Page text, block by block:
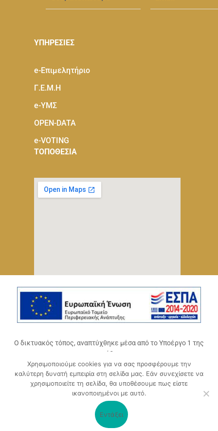
ΥΠΗΡΕΣΙΕΣ
e-Eπιμελητήριο
Γ.Ε.Μ.Η
e-ΥΜΣ
OPEN-DATA
e-VOTING
ΤΟΠΟΘΕΣΙΑ
Ο δικτυακός τόπος, αναπτύχθηκε μέσα από το Υποέργο 1 της
πράξης
«Ψηφιακό Οικοσύστημα Επιχειρηματικότητας του
Επιμελητηρίου Αχαΐας» (ΟΠΣ 5045300),
Επιχειρησιακό Πρόγραμμα «Δυτική Ελλάδα 2014-2020».
Συγχρηματοδοτείται από την Ευρωπαϊκή Ένωση (Ευρωπαϊκό
Ταμείο Περιφερειακής Ανάπτυξης ΕΤΠΑ) και από εθνικούς
πόρους μέσω του ΠΔΕ.
Χρησιμοποιούμε cookies για να σας προσφέρουμε την
καλύτερη δυνατή εμπειρία στη σελίδα μας. Εάν συνεχίσετε να
χρησιμοποιείτε τη σελίδα, θα υποθέσουμε πως είστε
ικανοποιημένοι με αυτό.
Εντάξει